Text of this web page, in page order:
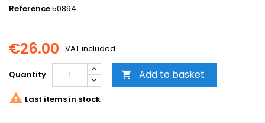
Reference50894
€26.00 VAT included
Quantity  Add to basket
 Last items in stock